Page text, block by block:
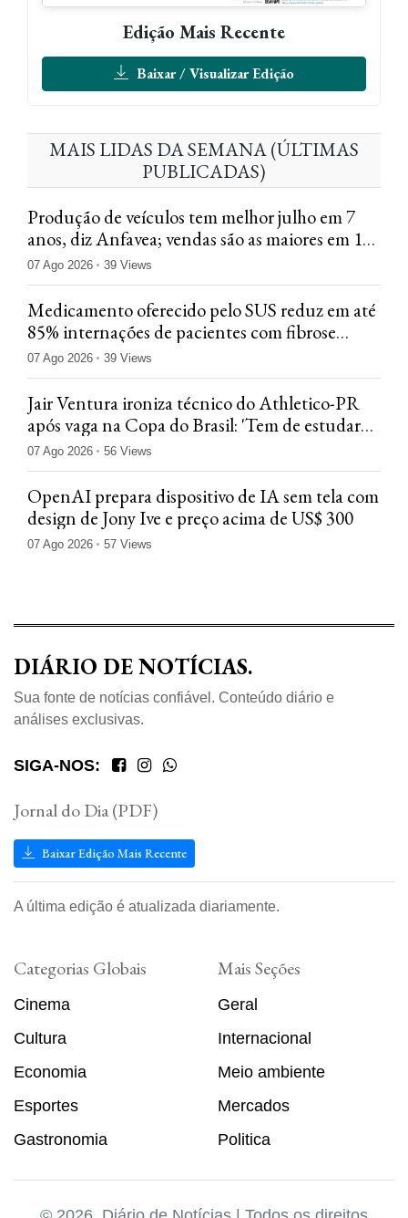
Edição Mais Recente
Baixar / Visualizar Edição
MAIS LIDAS DA SEMANA (ÚLTIMAS
PUBLICADAS)
Produção de veículos tem melhor julho em 7
anos, diz Anfavea; vendas são as maiores em 12
anos
07 Ago 2026 39 Views
Medicamento oferecido pelo SUS reduz em até
85% internações de pacientes com fibrose
cística
07 Ago 2026 39 Views
Jair Ventura ironiza técnico do Athletico-PR
após vaga na Copa do Brasil: 'Tem de estudar
mais'
07 Ago 2026 56 Views
OpenAI prepara dispositivo de IA sem tela com
design de Jony Ive e preço acima de US$ 300
07 Ago 2026 57 Views
DIÁRIO DE NOTÍCIAS.
Sua fonte de notícias confiável. Conteúdo diário e
análises exclusivas.
SIGA-NOS:
Jornal do Dia (PDF)
Baixar Edição Mais Recente
A última edição é atualizada diariamente.
Categorias Globais
Cinema
Cultura
Economia
Esportes
Gastronomia
Mais Seções
Geral
Internacional
Meio ambiente
Mercados
Politica